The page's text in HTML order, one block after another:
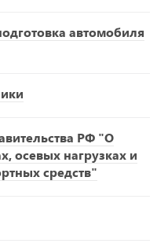
автомобиля
РФ "О
осевых нагрузках и
средств"